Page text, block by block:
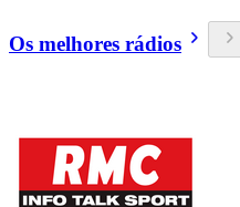
Os melhores rádios